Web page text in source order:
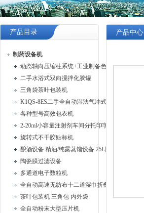
产品目录
制药设备机
动态轴向压缩柱系统+工业制备色谱系统
二手水浴式双向搅拌化胶罐
三角袋茶叶包装机
K1QS-8ES二手全自动湿法气冲式胶塞清洗机
各种型号高效包衣机
2-20ml小容量注射剂车间分托印字安瓿联动机
旋转式不干胶贴标机
酿酒设备 精油/纯露蒸馏设备 25L固液蒸馏器、
陶瓷膜过滤设备
多通道电子数粒机
全自动高速无纺布十二道湿巾折叠机
茶叶包装机 三角包 内外袋
全自动粉末大型压片机
产品中心